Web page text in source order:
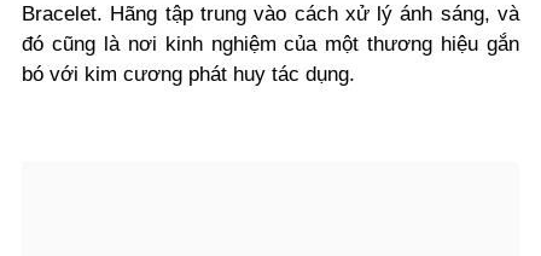
Bracelet. Hãng tập trung vào cách xử lý ánh sáng, và
đó cũng là nơi kinh nghiệm của một thương hiệu gắn
bó với kim cương phát huy tác dụng.